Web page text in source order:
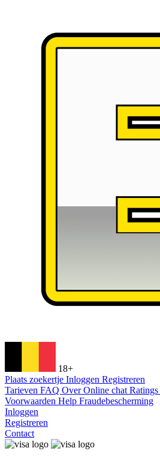
18+
Plaats zoekertje Inloggen Registreren
Tarieven FAQ OverOnline chat Ratings
Voorwaarden Help Fraudebescherming
Inloggen
Registreren
Contact